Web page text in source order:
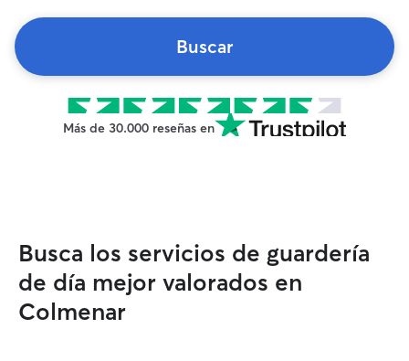
Buscar
Más de 30.000 reseñas en
Busca los servicios de guardería
de día mejor valorados en
Colmenar